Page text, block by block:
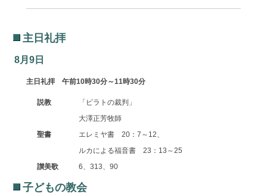
主日礼拝
8月9日
主日礼拝 午前10時30分～11時30分
説教
「ピラトの裁判」
大澤正芳牧師
聖書
エレミヤ書 20：7～12、
ルカによる福音書 23：13～25
讃美歌
6、313、90
子どもの教会